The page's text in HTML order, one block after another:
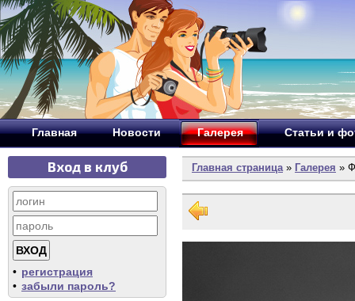
Главная Новости Галерея Статьи и
Вход в клуб
• регистрация
• забыли пароль?
Главная страница» Галерея »